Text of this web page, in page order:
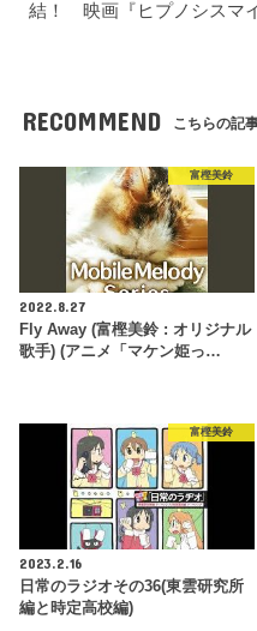
結！ 映画『ヒプノシスマ
RECOMMEND こちらの記
富樫美鈴
2022.8.27
Fly Away (富樫美鈴 : オリジナル
歌手) (アニメ「マケン姫っ…
富樫美鈴
2023.2.16
日常のラジオその36(東雲研究所
編と時定高校編)